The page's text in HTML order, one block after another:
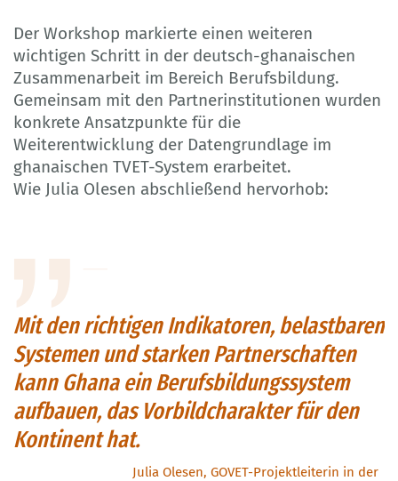
Der Workshop markierte einen weiteren
wichtigen Schritt in der deutsch-ghanaischen
Zusammenarbeit im Bereich Berufsbildung.
Gemeinsam mit den Partnerinstitutionen wurden
konkrete Ansatzpunkte für die
Weiterentwicklung der Datengrundlage im
ghanaischen TVET-System erarbeitet.
Wie Julia Olesen abschließend hervorhob:
Mit den richtigen Indikatoren, belastbaren
Systemen und starken Partnerschaften
kann Ghana ein Berufsbildungssystem
aufbauen, das Vorbildcharakter für den
Kontinent hat.
Julia Olesen, GOVET-Projektleiterin in der